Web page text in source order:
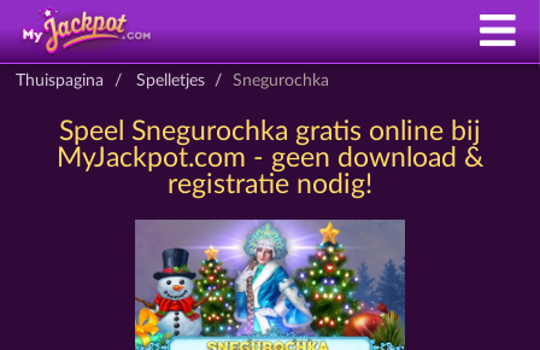
Thuispagina Spelletjes Snegurochka
Speel Snegurochka gratis online bij
MyJackpot.com - geen download &
registratie nodig!